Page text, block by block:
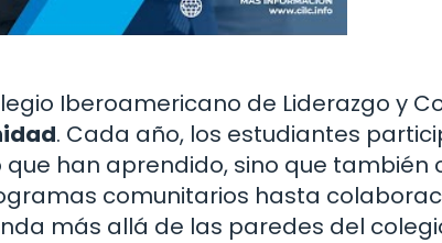
Iberoamericano de Liderazgo y
. Cada año, los estudiantes
han aprendido, sino que también
comunitarios hasta
más allá de las paredes del